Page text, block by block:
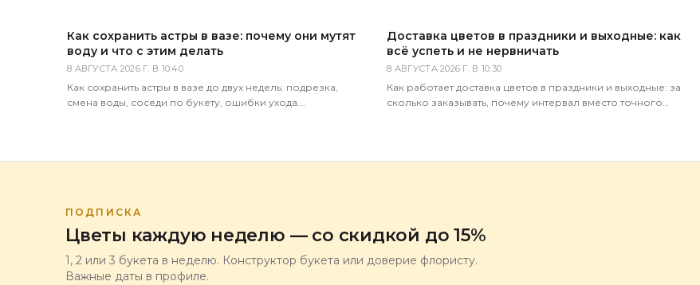
Как сохранить астры в вазе: почему они мутят
воду и что с этим делать
8 АВГУСТА 2026 Г. В 10:40
Как сохранить астры в вазе до двух недель: подрезка,
смена воды, соседи по букету, ошибки ухода.
Доставка цветов в праздники и выходные: как
всё успеть и не нервничать
8 АВГУСТА 2026 Г. В 10:30
Как работает доставка цветов в праздники и выходные: за
сколько заказывать, почему интервал вместо точного
ПОДПИСКА
Цветы каждую неделю — со скидкой до 15%
1, 2 или 3 букета в неделю. Конструктор букета или доверие флористу.
Важные даты в профиле.